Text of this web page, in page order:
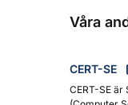
Våra
CERT-SE
CERT-SE är